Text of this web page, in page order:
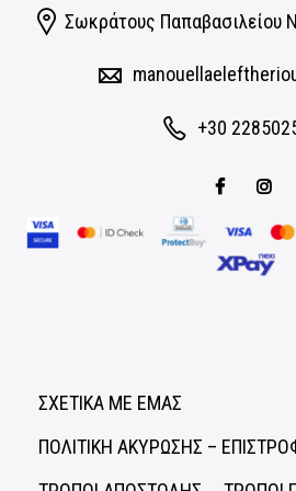
Σωκράτους Παπαβασιλείου
+30
ΣΧΕΤΙΚΑ ΜΕ ΕΜΑΣ
ΠΟΛΙΤΙΚΗ ΑΚΥΡΩΣΗΣ –